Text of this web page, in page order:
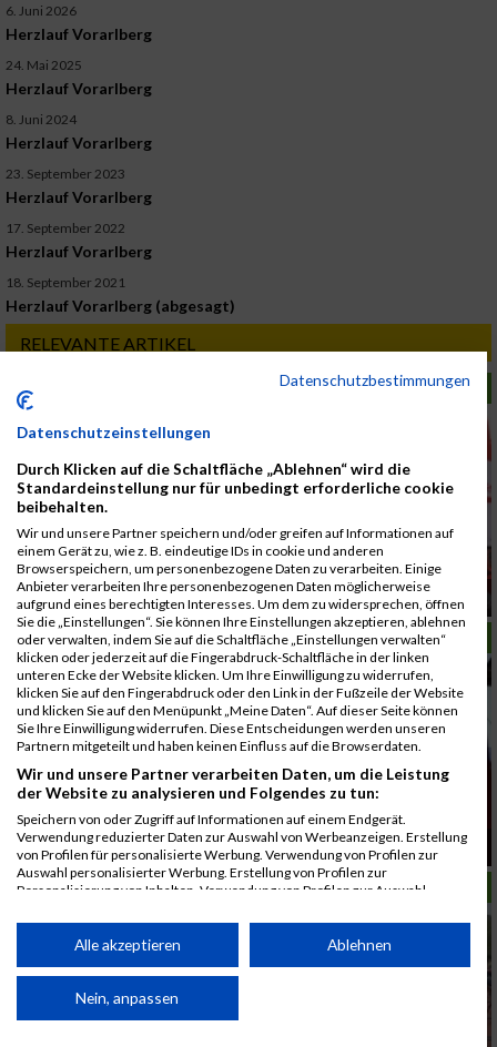
6. Juni 2026
Herzlauf Vorarlberg
24. Mai 2025
Herzlauf Vorarlberg
8. Juni 2024
Herzlauf Vorarlberg
23. September 2023
Herzlauf Vorarlberg
17. September 2022
Herzlauf Vorarlberg
18. September 2021
Herzlauf Vorarlberg (abgesagt)
RELEVANTE ARTIKEL
LAUFSPORT
Oberösterreich zeigte Herz
LAUFSPORT
Das war der 2. Herzlauf Vorarlberg
LAUFSPORT
Datenschutzbestimmungen
Datenschutzeinstellungen
Durch Klicken auf die Schaltfläche „Ablehnen“ wird die
Standardeinstellung nur für unbedingt erforderliche cookie
beibehalten.
Wir und unsere Partner speichern und/oder greifen auf Informationen auf
einem Gerät zu, wie z. B. eindeutige IDs in cookie und anderen
Browserspeichern, um personenbezogene Daten zu verarbeiten. Einige
Anbieter verarbeiten Ihre personenbezogenen Daten möglicherweise
aufgrund eines berechtigten Interesses. Um dem zu widersprechen, öffnen
Sie die „Einstellungen“. Sie können Ihre Einstellungen akzeptieren, ablehnen
oder verwalten, indem Sie auf die Schaltfläche „Einstellungen verwalten“
klicken oder jederzeit auf die Fingerabdruck-Schaltfläche in der linken
unteren Ecke der Website klicken. Um Ihre Einwilligung zu widerrufen,
klicken Sie auf den Fingerabdruck oder den Link in der Fußzeile der Website
und klicken Sie auf den Menüpunkt „Meine Daten“. Auf dieser Seite können
Sie Ihre Einwilligung widerrufen. Diese Entscheidungen werden unseren
Partnern mitgeteilt und haben keinen Einfluss auf die Browserdaten.
Wir und unsere Partner verarbeiten Daten, um die Leistung
der Website zu analysieren und Folgendes zu tun:
Speichern von oder Zugriff auf Informationen auf einem Endgerät.
Verwendung reduzierter Daten zur Auswahl von Werbeanzeigen. Erstellung
von Profilen für personalisierte Werbung. Verwendung von Profilen zur
Auswahl personalisierter Werbung. Erstellung von Profilen zur
Personalisierung von Inhalten. Verwendung von Profilen zur Auswahl
Performance von Inhalten. Analyse von Zielgruppen durch Statistiken oder
Kombinationen von Daten aus verschiedenen Quellen. Entwicklung und
von Inhalten.
Daten können außerhalb der Europäischen Union weitergegeben und in die
Alle akzeptieren Ablehnen
Nein, anpassen